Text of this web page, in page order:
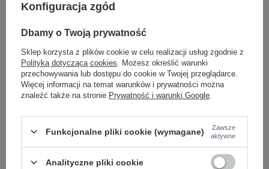
Zobacz wszystkie kolory (+1)
ZALOGUJ SIĘ I ZOBACZ CENĘ
Masz pytanie? Chętnie pomożemy.
Zadzwoń+48 601 547 740 Zadaj pytanie
Konfiguracja zgód
Dbamy o Twoją prywatność
Sklep korzysta z plików cookie w celu realizacji usług zgodnie z
Polityką dotyczącą cookies . Możesz określić warunki
przechowywania lub dostępu do cookie w Twojej przeglądarce.
Więcej informacji na temat warunków i prywatności można
znaleźć także na stronie Prywatność i warunki Google
Funkcjonalne pliki cookie (wymagane)
Zawsze
aktywne
Analityczne pliki cookie